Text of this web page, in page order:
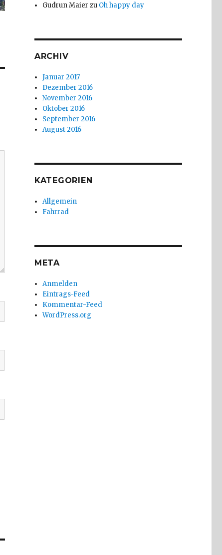
Gudrun Maier zu Oh happy day
ARCHIV
Januar 2017
Dezember 2016
November 2016
Oktober 2016
September 2016
August 2016
KATEGORIEN
Allgemein
Fahrrad
META
Anmelden
Eintrags-Feed
Kommentar-Feed
WordPress.org